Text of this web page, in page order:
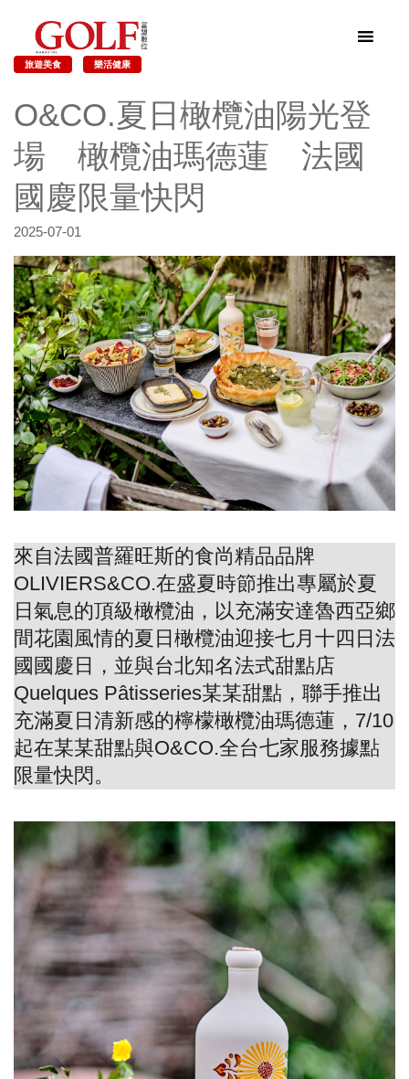
旅遊美食 樂活健康
O&CO.夏日橄欖油陽光登
場 橄欖油瑪德蓮 法國
國慶限量快閃
2025-07-01
來自法國普羅旺斯的食尚精品品牌
OLIVIERS&CO.在盛夏時節推出專屬於夏
日氣息的頂級橄欖油，以充滿安達魯西亞鄉
間花園風情的夏日橄欖油迎接七月十四日法
國國慶日，並與台北知名法式甜點店
Quelques Pâtisseries某某甜點，聯手推出
充滿夏日清新感的檸檬橄欖油瑪德蓮，7/10
起在某某甜點與O&CO.全台七家服務據點
限量快閃。